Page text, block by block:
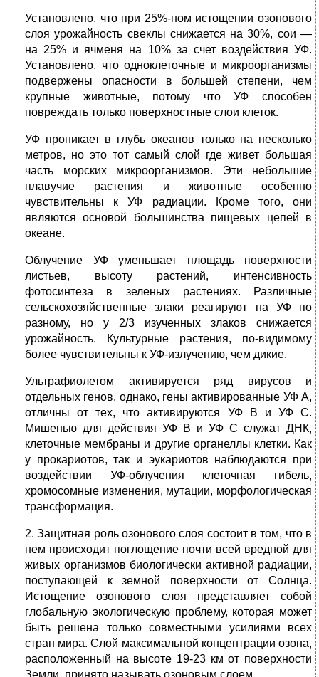
Установлено, что при 25%-ном истощении озонового
слоя урожайность свеклы снижается на 30%, сои —
на 25% и ячменя на 10% за счет воздействия УФ.
Установлено, что одноклеточные и микроорганизмы
подвержены опасности в большей степени, чем
крупные животные, потому что УФ способен
повреждать только поверхностные слои клеток.
УФ проникает в глубь океанов только на несколько
метров, но это тот самый слой где живет большая
часть морских микроорганизмов. Эти небольшие
плавучие растения и животные особенно
чувствительны к УФ радиации. Кроме того, они
являются основой большинства пищевых цепей в
океане.
Облучение УФ уменьшает площадь поверхности
листьев, высоту растений, интенсивность
фотосинтеза в зеленых растениях. Различные
сельскохозяйственные злаки реагируют на УФ по
разному, но у 2/3 изученных злаков снижается
урожайность. Культурные растения, по-видимому
более чувствительны к УФ-излучению, чем дикие.
Ультрафиолетом активируется ряд вирусов и
отдельных генов. однако, гены активированные УФ А,
отличны от тех, что активируются УФ В и УФ С.
Мишенью для действия УФ В и УФ С служат ДНК,
клеточные мембраны и другие органеллы клетки. Как
у прокариотов, так и эукариотов наблюдаются при
воздействии УФ-облучения клеточная гибель,
хромосомные изменения, мутации, морфологическая
трансформация.
2. Защитная роль озонового слоя состоит в том, что в
нем происходит поглощение почти всей вредной для
живых организмов биологически активной радиации,
поступающей к земной поверхности от Солнца.
Истощение озонового слоя представляет собой
глобальную экологическую проблему, которая может
быть решена только совместными усилиями всех
стран мира. Слой максимальной концентрации озона,
расположенный на высоте 19-23 км от поверхности